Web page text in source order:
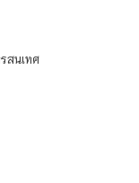
สนเทศ